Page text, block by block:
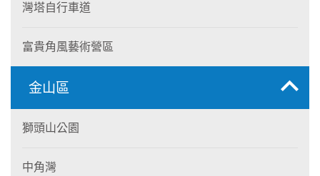
灣塔自行車道
富貴角風藝術營區
金山區
獅頭山公園
中角灣